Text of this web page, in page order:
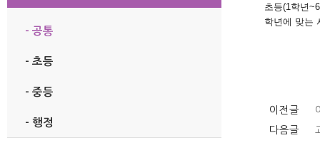
- 공통
- 초등
- 중등
- 행정
초등(1학년
학년에 맞는
이전글
다음글